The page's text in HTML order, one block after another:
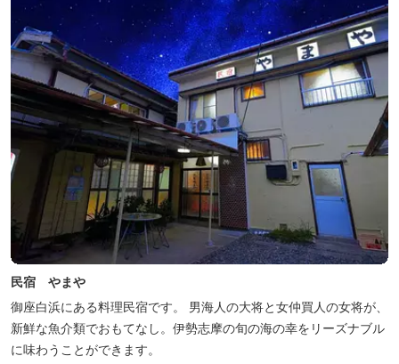
民宿 やまや
御座白浜にある料理民宿です。 男海人の大将と女仲買人の女将が、
新鮮な魚介類でおもてなし。伊勢志摩の旬の海の幸をリーズナブル
に味わうことができます。